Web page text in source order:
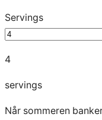
Servings
4
servings
Når sommeren